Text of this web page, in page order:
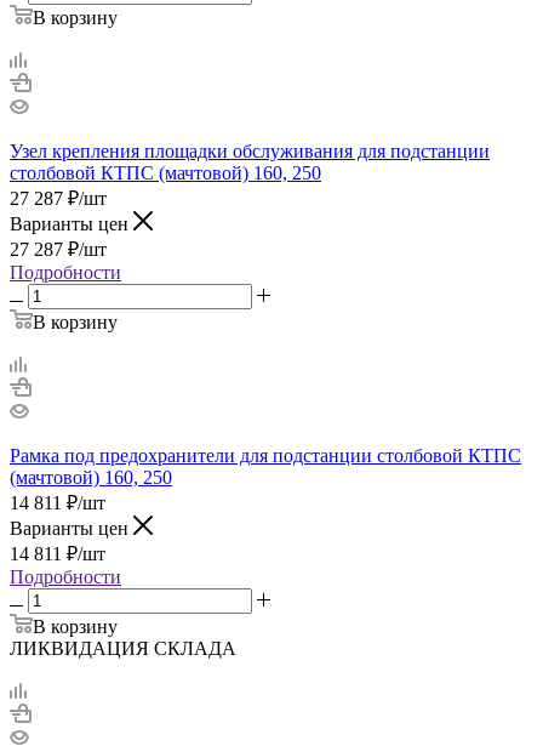
В корзину
Узел крепления площадки обслуживания для подстанции
столбовой КТПС (мачтовой) 160, 250
27 287 ₽/шт
Варианты цен
27 287 ₽/шт
Подробности
В корзину
Рамка под предохранители для подстанции столбовой КТПС
(мачтовой) 160, 250
14 811 ₽/шт
Варианты цен
14 811 ₽/шт
Подробности
В корзину
ЛИКВИДАЦИЯ СКЛАДА